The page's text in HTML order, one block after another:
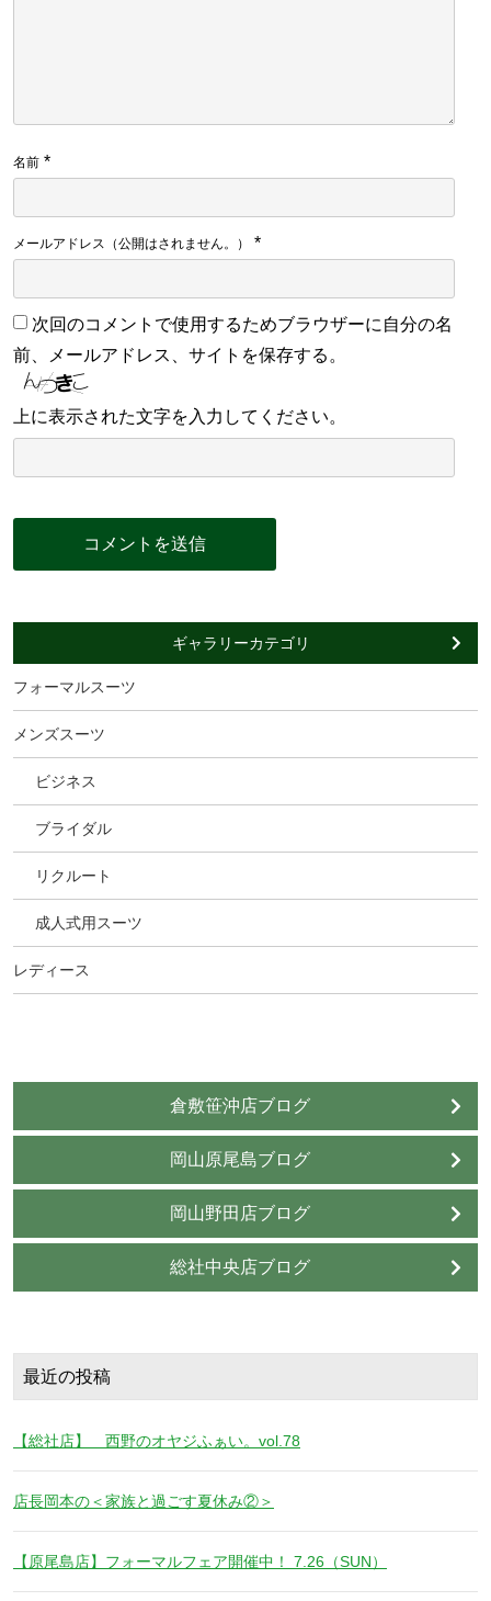
名前 *
メールアドレス（公開はされません。） *
次回のコメントで使用するためブラウザーに自分の名
前、メールアドレス、サイトを保存する。
上に表示された文字を入力してください。
ギャラリーカテゴリ
フォーマルスーツ
メンズスーツ
ビジネス
ブライダル
リクルート
成人式用スーツ
レディース
倉敷笹沖店ブログ
岡山原尾島ブログ
岡山野田店ブログ
総社中央店ブログ
最近の投稿
【総社店】 西野のオヤジふぁい。vol.78
店長岡本の＜家族と過ごす夏休み②＞
【原尾島店】フォーマルフェア開催中！ 7.26（SUN）